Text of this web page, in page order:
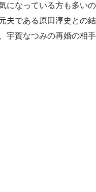
になっている方も多いの
夫である原田淳史との結
宇賀なつみの再婚の相手